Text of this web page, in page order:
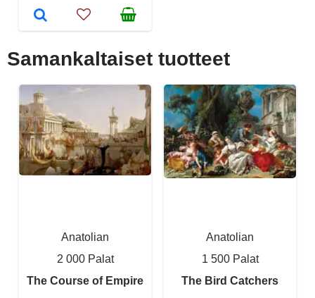
Samankaltaiset tuotteet
Anatolian
2 000 Palat
The Course of Empire
Anatolian
1 500 Palat
The Bird Catchers